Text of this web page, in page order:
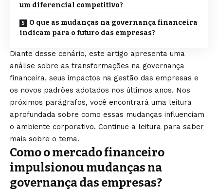
um diferencial competitivo?
O que as mudanças na governança financeira
indicam para o futuro das empresas?
Diante desse cenário, este artigo apresenta uma
análise sobre as transformações na governança
financeira, seus impactos na gestão das empresas e
os novos padrões adotados nos últimos anos. Nos
próximos parágrafos, você encontrará uma leitura
aprofundada sobre como essas mudanças influenciam
o ambiente corporativo. Continue a leitura para saber
mais sobre o tema.
Como o mercado financeiro
impulsionou mudanças na
governança das empresas?